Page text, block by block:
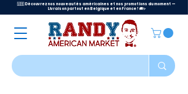
🇺🇸 Découvrez nos nouveautés américaines et nos promotions du moment —
Livraison partout en Belgique et en France ! 🚚✨